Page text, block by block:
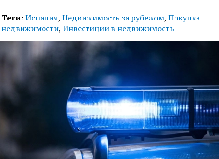
Теги:Испания, Недвижимость за рубежом, Покупка
недвижимости, Инвестиции в недвижимость